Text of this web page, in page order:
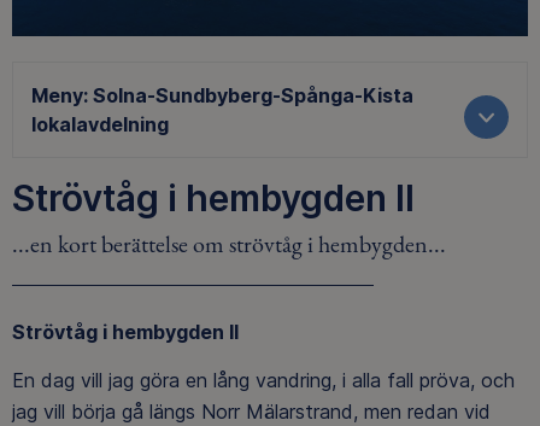
Meny: Solna-Sundbyberg-Spånga-Kista
lokalavdelning
Strövtåg i hembygden II
...en kort berättelse om strövtåg i hembygden...
Strövtåg i hembygden II
En dag vill jag göra en lång vandring, i alla fall pröva, och
jag vill börja gå längs Norr Mälarstrand, men redan vid